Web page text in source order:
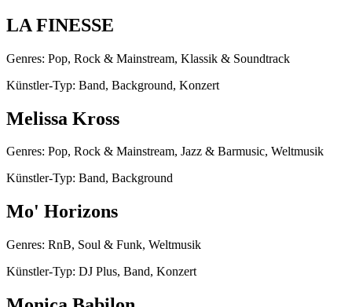
LA FINESSE
Genres: Pop, Rock & Mainstream, Klassik & Soundtrack
Künstler-Typ: Band, Background, Konzert
Melissa Kross
Genres: Pop, Rock & Mainstream, Jazz & Barmusic, Weltmusik
Künstler-Typ: Band, Background
Mo' Horizons
Genres: RnB, Soul & Funk, Weltmusik
Künstler-Typ: DJ Plus, Band, Konzert